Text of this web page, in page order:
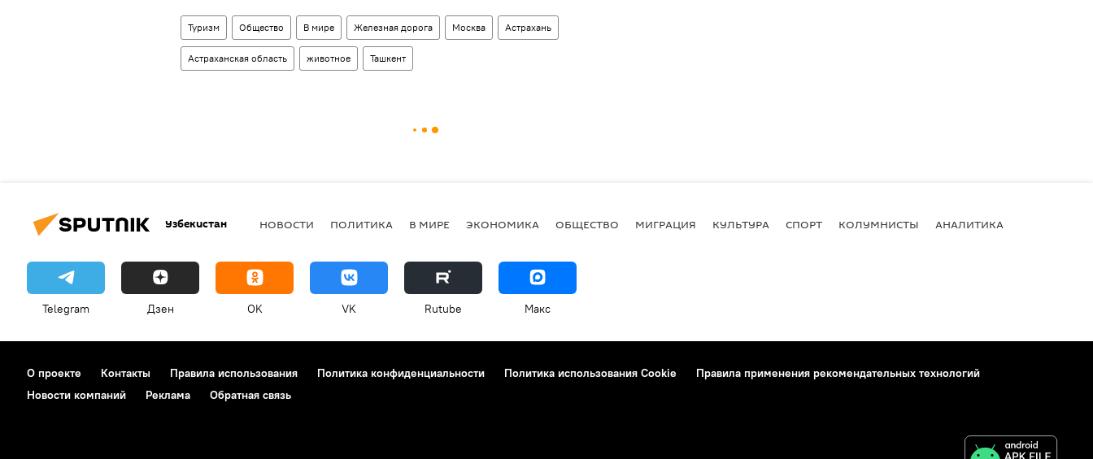
Туризм Общество В мире Железная дорога Москва Астрахань
Астраханская область животное Ташкент
Узбекистан НОВОСТИ ПОЛИТИКА В МИРЕ ЭКОНОМИКА ОБЩЕСТВО МИГРАЦИЯ КУЛЬТУРА СПОРТ КОЛУМНИСТЫ АНАЛИТИКА
Telegram Дзен OK VK Rutube Макс
О проекте Контакты Правила использования Политика конфиденциальности Политика использования Cookie
Правила применения рекомендательных технологий
Новости компаний
Реклама Обратная связь